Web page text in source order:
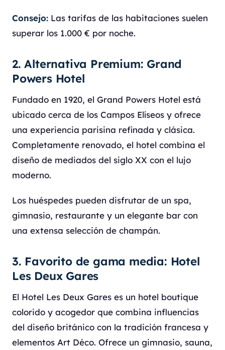
Consejo: Las tarifas de las habitaciones suelen
superar los 1.000 € por noche.
2. Alternativa Premium: Grand
Powers Hotel
Fundado en 1920, el Grand Powers Hotel está
ubicado cerca de los Campos Elíseos y ofrece
una experiencia parisina refinada y clásica.
Completamente renovado, el hotel combina el
diseño de mediados del siglo XX con el lujo
moderno.
Los huéspedes pueden disfrutar de un spa,
gimnasio, restaurante y un elegante bar con
una extensa selección de champán.
3. Favorito de gama media: Hotel
Les Deux Gares
El Hotel Les Deux Gares es un hotel boutique
colorido y acogedor que combina influencias
del diseño británico con la tradición francesa y
elementos Art Déco. Ofrece un gimnasio, sauna,